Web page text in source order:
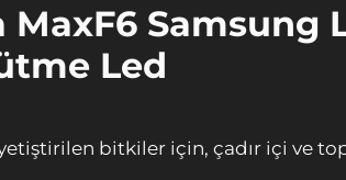
MaxF6 Samsung
Led
bitkiler için, çadır içi ve